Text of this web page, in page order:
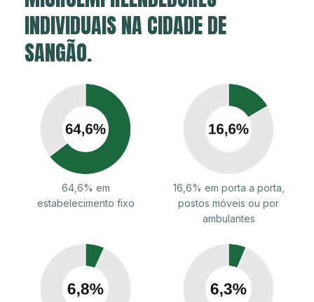
INDIVIDUAIS NA CIDADE DE
SANGÃO.
64,6% em
estabelecimento fixo
16,6% em porta a porta,
postos móveis ou por
ambulantes